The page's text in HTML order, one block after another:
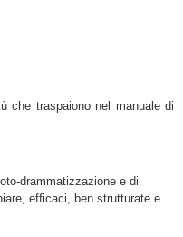
che traspaiono nel manuale di
drammatizzazione e di
efficaci, ben strutturate e